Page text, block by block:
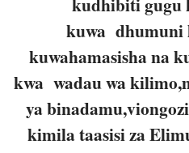
kuwa
kuwahamasisha na
kwa wadau wa
ya
kimila taasisi za